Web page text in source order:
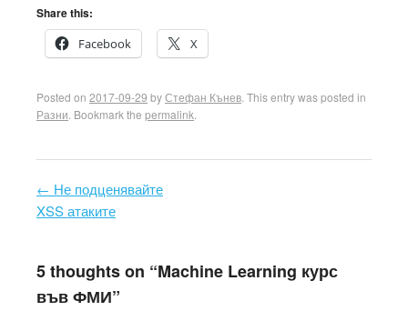
Share this:
Facebook
X
Posted on 2017-09-29 byСтефан Кънев . This entry was posted in
Разни . Bookmark the permalink
Post navigation
← Не подценявайте
XSS атаките
5 thoughts on “Machine Learning курс
във ФМИ”